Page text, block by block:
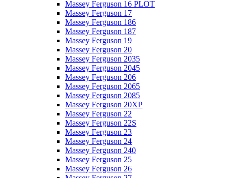
Massey Ferguson 16 PLOT
Massey Ferguson 17
Massey Ferguson 186
Massey Ferguson 187
Massey Ferguson 19
Massey Ferguson 20
Massey Ferguson 2035
Massey Ferguson 2045
Massey Ferguson 206
Massey Ferguson 2065
Massey Ferguson 2085
Massey Ferguson 20XP
Massey Ferguson 22
Massey Ferguson 22S
Massey Ferguson 23
Massey Ferguson 24
Massey Ferguson 240
Massey Ferguson 25
Massey Ferguson 26